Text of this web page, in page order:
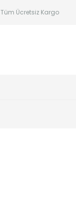
Tüm Ücretsiz Kargo